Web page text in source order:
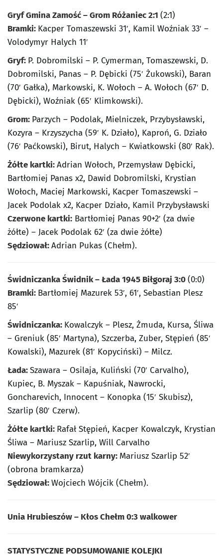
Gryf Gmina Zamość – Grom Różaniec 2:1 (2:1)
Bramki: Kacper Tomaszewski 31′, Kamil Woźniak 33′ –
Volodymyr Halych 11′
Gryf: P. Dobromilski – P. Cymerman, Tomaszewski, D.
Dobromilski, Panas – P. Dębicki (75′ Żukowski), Baran
(70′ Gałka), Markowski, K. Wołoch – A. Wołoch (67′ D.
Dębicki), Woźniak (65′ Klimkowski).
Grom: Parzych – Podolak, Mielniczek, Przybysławski,
Kozyra – Krzyszycha (59′ K. Działo), Kaproń, G. Działo
(76′ Paćkowski), Birut, Halych – Kwiatkowski (80′ Rak).
Żółte kartki:Adrian Wołoch, Przemysław Dębicki,
Bartłomiej Panas x2, Dawid Dobromilski, Krystian
Wołoch, Maciej Markowski, Kacper Tomaszewski –
Jacek Podolak x2, Kacper Działo, Kamil Przybysławski
Czerwone kartki: Bartłomiej Panas 90+2′ (za dwie
żółte) – Jacek Podolak 62′ (za dwie żółte)
Sędziował:Adrian Pukas (Chełm).
Świdniczanka Świdnik – Łada 1945 Biłgoraj 3:0(0:0)
Bramki: Bartłomiej Mazurek 53′, 61′, Sebastian Plesz
85′
Świdniczanka: Kowalczyk – Plesz, Żmuda, Kursa, Śliwa
– Greniuk (85′ Martyna), Szczerba, Zuber, Stępień (85′
Kowalski), Mazurek (81′ Kopyciński) – Milcz.
Łada:Szawara – Osilaja, Kuliński (70′ Carvalho),
Kupiec, B. Myszak – Kapuśniak, Nawrocki,
Goncharevich, Innocent – Konopka (15′ Skubisz),
Szarlip (80′ Czerw).
Żółte kartki: Rafał Stępień, Kacper Kowalczyk, Krystian
Śliwa – Mariusz Szarlip, Will Carvalho
Niewykorzystany rzut karny: Mariusz Szarlip 52′
(obrona bramkarza)
Sędziował:Wojciech Wójcik (Chełm).
Unia Hrubieszów – Kłos Chełm 0:3 walkower
STATYSTYCZNE PODSUMOWANIE KOLEJKI